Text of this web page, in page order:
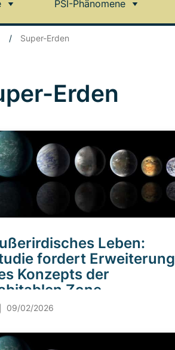
PSI-Phänomene
/ Super-Erden
Erden
Leben:
fordert Erweiterung
Konzepts der
Zone
09/02/2026